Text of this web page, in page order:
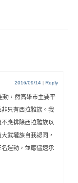
2016/09/14 | Reply
動，然高雄市主要平
只有西拉雅族。我
應排除西拉雅族以
武壠族自我認同，
運動，並應儘速承